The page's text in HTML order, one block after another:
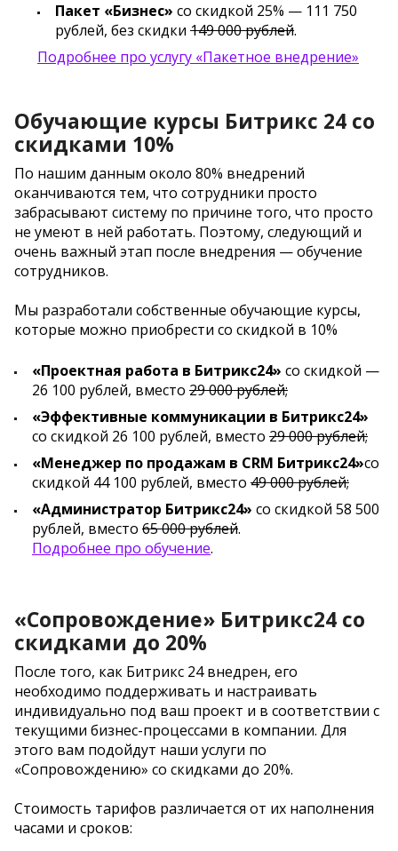
Пакет «Бизнес» со скидкой 25% — 111 750
рублей, без скидки 149 000 рублей.
Подробнее про услугу «Пакетное внедрение»
Обучающие курсы Битрикс 24 со
скидками 10%
По нашим данным около 80% внедрений
оканчиваются тем, что сотрудники просто
забрасывают систему по причине того, что просто
не умеют в ней работать. Поэтому, следующий и
очень важный этап после внедрения — обучение
сотрудников.
Мы разработали собственные обучающие курсы,
которые можно приобрести со скидкой в 10%
«Проектная работа в Битрикс24» со скидкой —
26 100 рублей, вместо 29 000 рублей;
«Эффективные коммуникации в Битрикс24»
со скидкой 26 100 рублей, вместо 29 000 рублей;
«Менеджер по продажам в CRM Битрикс24»со
скидкой 44 100 рублей, вместо 49 000 рублей;
«Администратор Битрикс24» со скидкой 58 500
рублей, вместо 65 000 рублей.
Подробнее про обучение.
«Сопровождение» Битрикс24 со
скидками до 20%
После того, как Битрикс 24 внедрен, его
необходимо поддерживать и настраивать
индивидуально под ваш проект и в соответствии с
текущими бизнес-процессами в компании. Для
этого вам подойдут наши услуги по
«Сопровождению» со скидками до 20%.
Стоимость тарифов различается от их наполнения
часами и сроков: